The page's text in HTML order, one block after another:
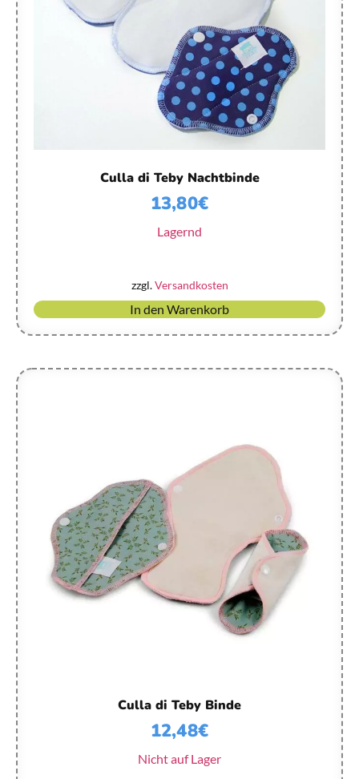
Culla di Teby Nachtbinde
13,80€
Lagernd
zzgl.Versandkosten
In den Warenkorb
Culla di Teby Binde
12,48€
Nicht auf Lager